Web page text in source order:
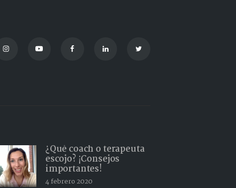
¿Qué coach o terapeuta
escojo? ¡Consejos
importantes!
4 febrero 2020